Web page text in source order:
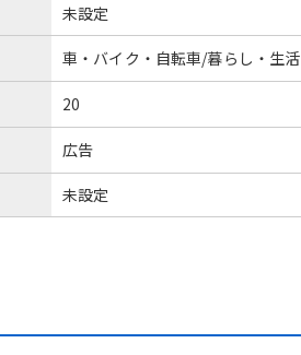
未設定
車・バイク・自転車/暮らし・生活
20
広告
未設定